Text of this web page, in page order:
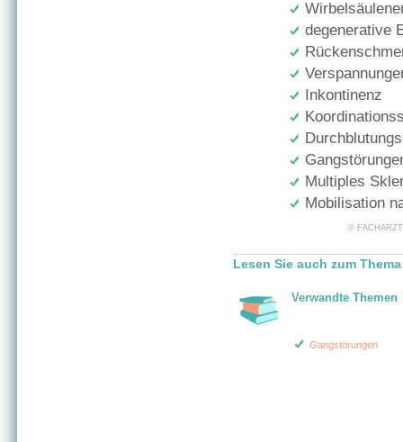
degenerative
Inkontinenz
Multiples
Mobilisation
©
Lesen Sie auch zum
Verwandte Themen
Gangstörungen